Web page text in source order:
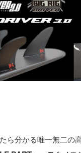
ら分かる唯一無二の